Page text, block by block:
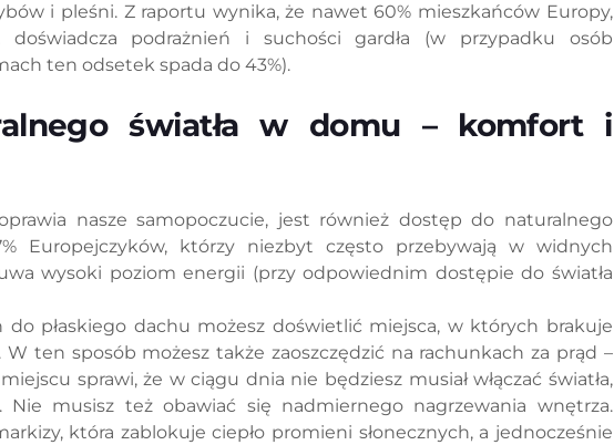
i pleśni. Z raportu wynika, że nawet 60% mieszkańców Europy,
podrażnień i suchości gardła (w przypadku osób
ten odsetek spada do 43%).
światła w domu – komfort i
nasze samopoczucie, jest również dostęp do naturalnego
Europejczyków, którzy niezbyt często przebywają w widnych
wysoki poziom energii (przy odpowiednim dostępie do światła
do płaskiego dachu możesz doświetlić miejsca, w których brakuje
ten sposób możesz także zaoszczędzić na rachunkach za prąd –
sprawi, że w ciągu dnia nie będziesz musiał włączać światła,
Nie musisz też obawiać się nadmiernego nagrzewania wnętrza.
która zablokuje ciepło promieni słonecznych, a jednocześnie